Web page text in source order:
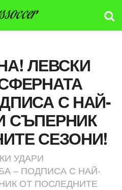
ЛЕВСКИ
С НАЙ-
СЪПЕРНИК
СЕЗОНИ!
УДАРИ
– ПОДПИСА С НАЙ-
ОТ ПОСЛЕДНИТЕ